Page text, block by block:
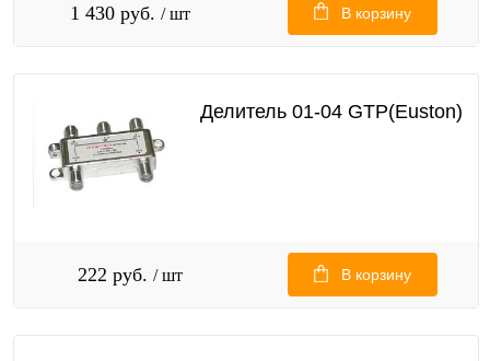
1 430 руб. / шт В корзину
Делитель 01-04 GTP(Euston)
222 руб. / шт В корзину